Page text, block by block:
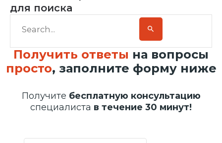
для поиска
Получить ответы на вопросы
просто, заполните форму ниже
Получите бесплатную консультацию
специалиста в течение 30 минут!